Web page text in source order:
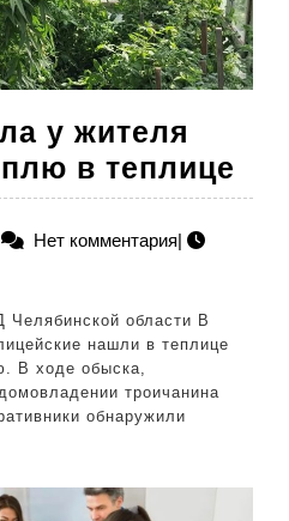
у жителя
в теплице
Нет комментария|
области В
нашли в теплице
В ходе обыска,
троичанина
обнаружили